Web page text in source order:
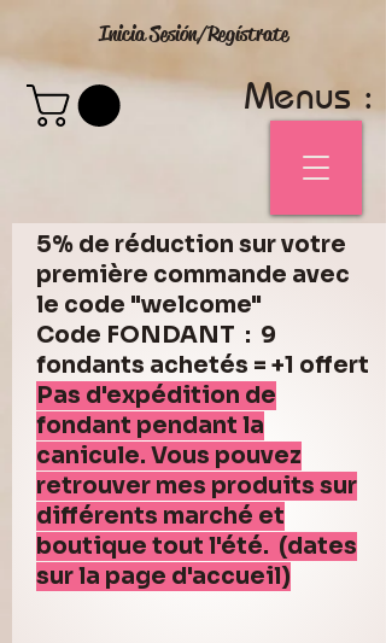
Inicia Sesión/Regístrate
Menus :
5% de réduction sur votre
première commande avec
le code "welcome"
Code FONDANT : 9
fondants achetés = +1 offert
Pas d'expédition de
fondant pendant la
canicule. Vous pouvez
retrouver mes produits sur
différents marché et
boutique tout l'été. (dates
sur la page d'accueil)